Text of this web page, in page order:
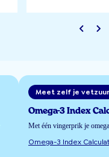
Meet zelf je
Omega-3 Index
Met één vingerprik je
Omega-3 Index